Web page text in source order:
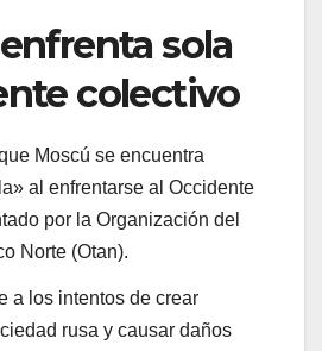
sola
colectivo
Moscú se encuentra
al enfrentarse al Occidente
por la Organización del
Norte (Otan).
a los intentos de crear
rusa y causar daños